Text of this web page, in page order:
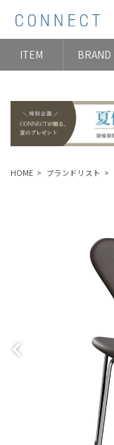
ITEM BRAND
HOME ブランドリスト